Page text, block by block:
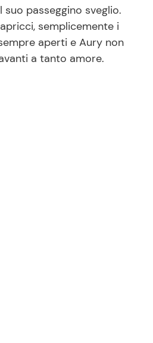
suo passeggino sveglio.
semplicemente i
aperti e Aury non
a tanto amore.